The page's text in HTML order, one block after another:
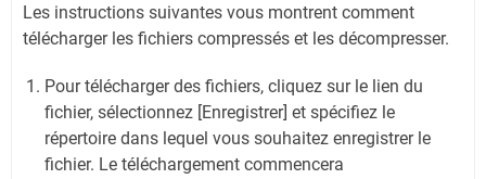
Les instructions suivantes vous montrent comment
télécharger les fichiers compressés et les décompresser.
Pour télécharger des fichiers, cliquez sur le lien du
fichier, sélectionnez [Enregistrer] et spécifiez le
répertoire dans lequel vous souhaitez enregistrer le
fichier. Le téléchargement commencera